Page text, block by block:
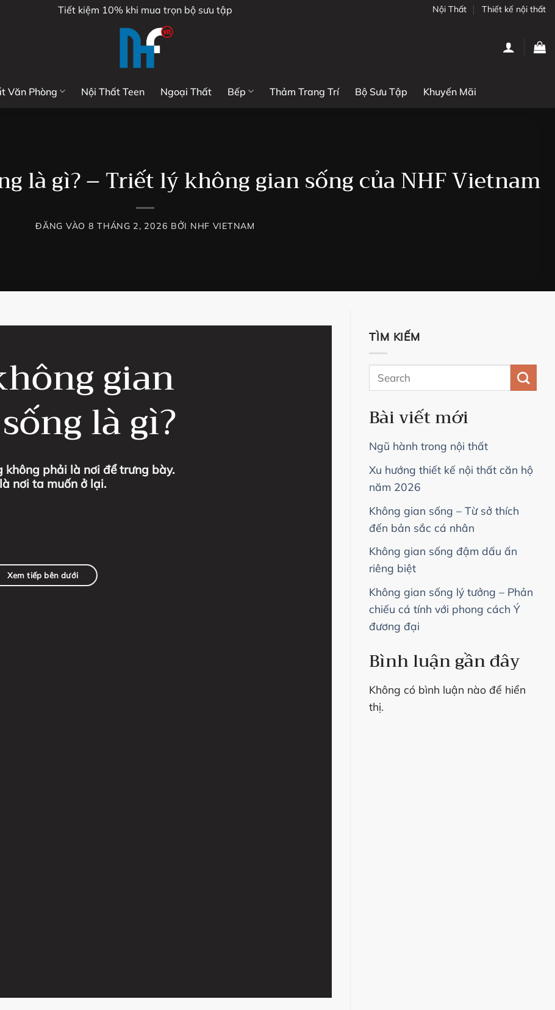
Tiết kiệm 10% khi mua trọn bộ sưu tập Nội Thất Thiết kế nội thất
Văn Phòng Nội Thất Teen Ngoại Thất Bếp Thảm Trang Trí Bộ Sưu Tập Khuyến Mãi
là gì? – Triết lý không gian sống của NHF Vietnam
ĐĂNG VÀO 8 THÁNG 2, 2026 BỞI NHF VIETNAM
gian
là gì?
không phải là nơi để trưng bày.
nơi ta muốn ở lại.
Xem tiếp bên dưới
TÌM KIẾM
Bài viết mới
Ngũ hành trong nội thất
Xu hướng thiết kế nội thất căn hộ
năm 2026
Không gian sống – Từ sở thích
đến bản sắc cá nhân
Không gian sống đậm dấu ấn
riêng biệt
Không gian sống lý tưởng – Phản
chiếu cá tính với phong cách Ý
đương đại
Bình luận gần đây
Không có bình luận nào để hiển
thị.